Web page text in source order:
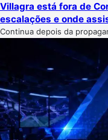
Villagra está fora de
escalações e onde
Continua depois da